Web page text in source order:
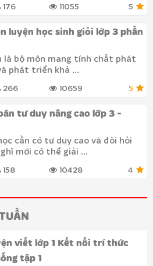
176 11055 5
luyện học sinh giỏi lớp 3 phần
là bộ môn mang tính chất phát
phát triển khả ...
266 10659 5
tư duy nâng cao lớp 3 -
cần có tư duy cao và đòi hỏi
mới có thể giải ...
158 10428 4
viết lớp 1 Kết nối trí thức
tập 1